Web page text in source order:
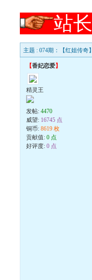
站
主题 : 074期：【红姐传奇
【香妃恋爱】
精灵王
发帖:4470
威望: 16745 点
铜币:8619 枚
贡献值:0 点
好评度:0 点